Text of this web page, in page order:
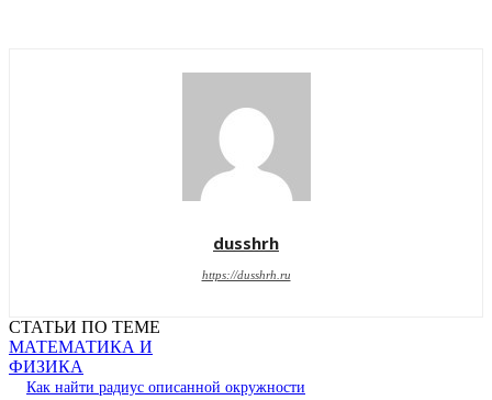
dusshrh
https://dusshrh.ru
СТАТЬИ ПО ТЕМЕ
МАТЕМАТИКА И
ФИЗИКА
Как найти радиус описанной окружности